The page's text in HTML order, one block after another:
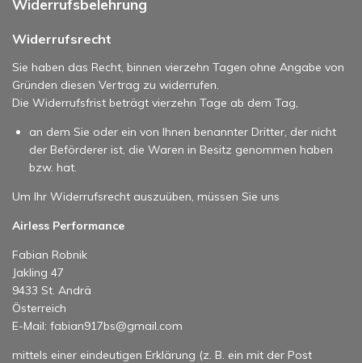
Widerrufsbelehrung
Widerrufsrecht
Sie haben das Recht, binnen vierzehn Tagen ohne Angabe von
Gründen diesen Vertrag zu widerrufen.
Die Widerrufsfrist beträgt vierzehn Tage ab dem Tag,
an dem Sie oder ein von Ihnen benannter Dritter, der nicht
der Beförderer ist, die Waren in Besitz genommen haben
bzw. hat.
Um Ihr Widerrufsrecht auszuüben, müssen Sie uns
Airless Performance
Fabian Robnik
Jakling 47
9433 St. Andrä
Österreich
E-Mail: fabian917bs@gmail.com
mittels einer eindeutigen Erklärung (z. B. ein mit der Post